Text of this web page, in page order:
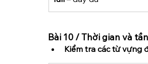
Bài 10 / Thời gian và
Kiểm tra các từ vựng